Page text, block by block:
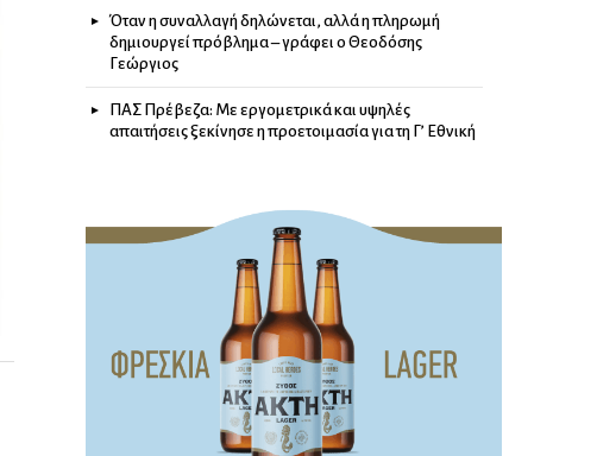
Όταν η συναλλαγή δηλώνεται, αλλά η πληρωμή
δημιουργεί πρόβλημα – γράφει ο Θεοδόσης
Γεώργιος
ΠΑΣ Πρέβεζα: Με εργομετρικά και υψηλές
απαιτήσεις ξεκίνησε η προετοιμασία για τη Γ’ Εθνική